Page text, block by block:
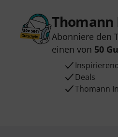
Abonniere den
einen von 50
Deals
Thomann